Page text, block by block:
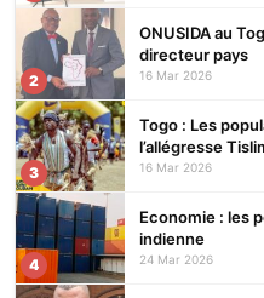
2
ONUSIDA au
directeur pays
16 Mar 2026
3
Togo : Les
l’allégresse
16 Mar 2026
4
Economie : les
indienne
24 Mar 2026